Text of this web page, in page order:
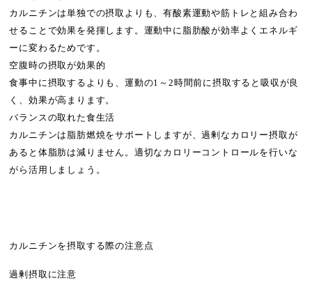
カルニチンは単独での摂取よりも、有酸素運動や筋トレと組み合わ
せることで効果を発揮します。運動中に脂肪酸が効率よくエネルギ
ーに変わるためです。
空腹時の摂取が効果的
食事中に摂取するよりも、運動の1～2時間前に摂取すると吸収が良
く、効果が高まります。
バランスの取れた食生活
カルニチンは脂肪燃焼をサポートしますが、過剰なカロリー摂取が
あると体脂肪は減りません。適切なカロリーコントロールを行いな
がら活用しましょう。
カルニチンを摂取する際の注意点
過剰摂取に注意